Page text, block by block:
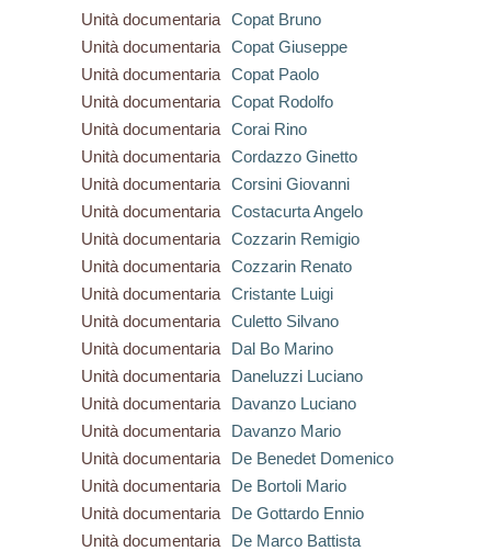
Unità documentaria
Copat Bruno
Unità documentaria
Copat Giuseppe
Unità documentaria
Copat Paolo
Unità documentaria
Copat Rodolfo
Unità documentaria
Corai Rino
Unità documentaria
Cordazzo Ginetto
Unità documentaria
Corsini Giovanni
Unità documentaria
Costacurta Angelo
Unità documentaria
Cozzarin Remigio
Unità documentaria
Cozzarin Renato
Unità documentaria
Cristante Luigi
Unità documentaria
Culetto Silvano
Unità documentaria
Dal Bo Marino
Unità documentaria
Daneluzzi Luciano
Unità documentaria
Davanzo Luciano
Unità documentaria
Davanzo Mario
Unità documentaria
De Benedet Domenico
Unità documentaria
De Bortoli Mario
Unità documentaria
De Gottardo Ennio
Unità documentaria
De Marco Battista